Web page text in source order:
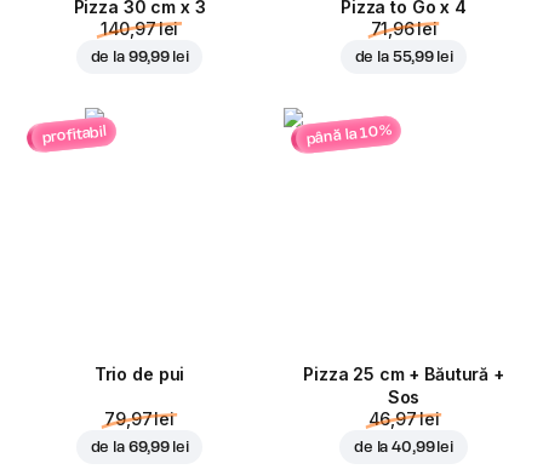
Pizza 30 cm x 3
140,97 lei
de la 99,99 lei
Pizza to Go x 4
71,96 lei
de la 55,99 lei
profitabil
Trio de pui
79,97 lei
de la 69,99 lei
până la 10%
Pizza 25 cm + Băutură +
Sos
46,97 lei
de la40,99 lei